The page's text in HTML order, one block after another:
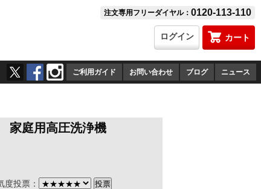
注文専用フリーダイヤル： 0120-113-110
カート
ログイン
ご利用ガイド お問い合わせ ブログ ニュース
庭用高圧洗浄機
投票：